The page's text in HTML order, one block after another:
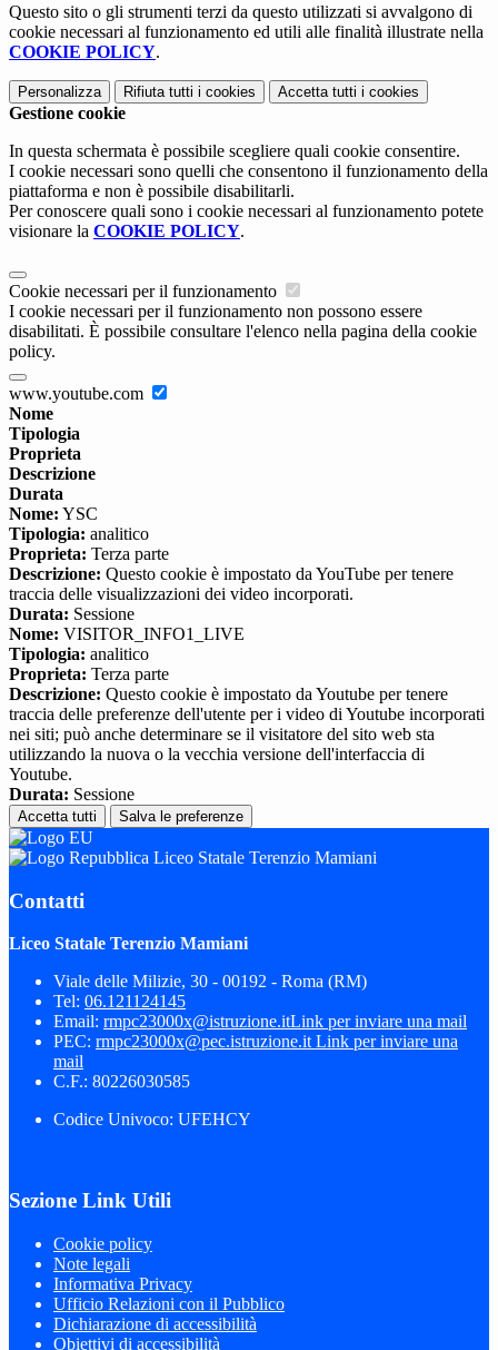
Questo sito o gli strumenti terzi da questo utilizzati si avvalgono di
cookie necessari al funzionamento ed utili alle finalità illustrate nella
COOKIE POLICY.
Personalizza Rifiuta tutti i cookies Accetta tutti i cookies
Gestione cookie
In questa schermata è possibile scegliere quali cookie consentire.
I cookie necessari sono quelli che consentono il funzionamento della
piattaforma e non è possibile disabilitarli.
Per conoscere quali sono i cookie necessari al funzionamento potete
visionare la COOKIE POLICY.
Cookie necessari per il funzionamento
I cookie necessari per il funzionamento non possono essere
disabilitati. È possibile consultare l'elenco nella pagina della cookie
policy.
www.youtube.com
Nome
Tipologia
Proprieta
Descrizione
Durata
Nome: YSC
Tipologia: analitico
Proprieta: Terza parte
Descrizione: Questo cookie è impostato da YouTube per tenere
traccia delle visualizzazioni dei video incorporati.
Durata: Sessione
Nome: VISITOR_INFO1_LIVE
Tipologia: analitico
Proprieta: Terza parte
Descrizione: Questo cookie è impostato da Youtube per tenere
traccia delle preferenze dell'utente per i video di Youtube incorporati
nei siti; può anche determinare se il visitatore del sito web sta
utilizzando la nuova o la vecchia versione dell'interfaccia di
Youtube.
Durata: Sessione
Accetta tutti Salva le preferenze
Liceo Statale Terenzio Mamiani
Contatti
Liceo Statale Terenzio Mamiani
Viale delle Milizie, 30 - 00192 - Roma (RM)
Tel: 06.121124145
Email: rmpc23000x@istruzione.itLink per inviare una mail
PEC: rmpc23000x@pec.istruzione.it Link per inviare una
mail
C.F.: 80226030585
Codice Univoco: UFEHCY
Sezione Link Utili
Cookie policy
Note legali
Informativa Privacy
Ufficio Relazioni con il Pubblico
Dichiarazione di accessibilità
Obiettivi di accessibilità